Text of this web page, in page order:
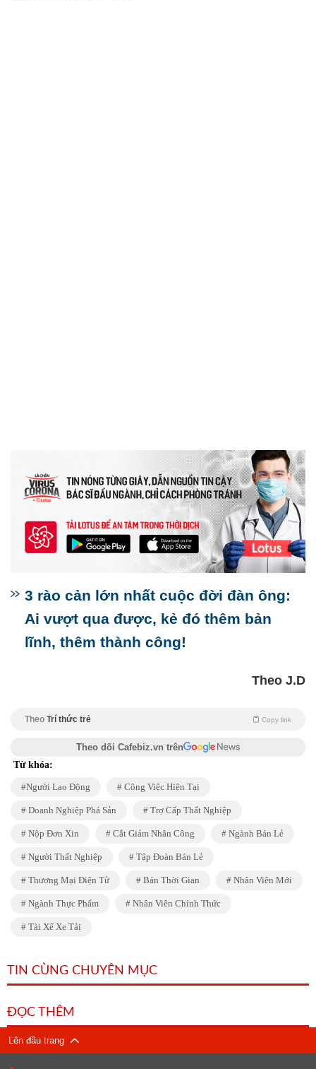
3 rào cản lớn nhất cuộc đời đàn ông:
Ai vượt qua được, kẻ đó thêm bản
lĩnh, thêm thành công!
Theo J.D
Theo Trí thức trẻ Copy link
Theo dõi Cafebiz.vn trên
Từ khóa:
Người Lao Động Công Việc Hiện Tại
Doanh Nghiệp Phá Sản Trợ Cấp Thất Nghiệp
Nộp Đơn Xin Cắt Giảm Nhân Công Ngành Bán Lẻ
Người Thất Nghiệp Tập Đoàn Bán Lẻ
Thương Mại Điện Tử Bán Thời Gian Nhân Viên Mới
Ngành Thực Phẩm Nhân Viên Chính Thức
Tài Xế Xe Tải
TIN CÙNG CHUYÊN MỤC
ĐỌC THÊM
Lên đầu trang